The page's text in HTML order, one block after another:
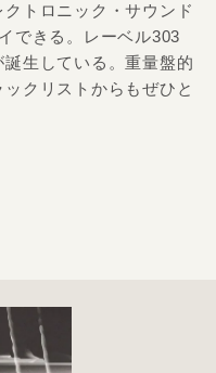
トロニック・サウンド
できる。レーベル303
生している。重量盤的
クリストからもぜひと